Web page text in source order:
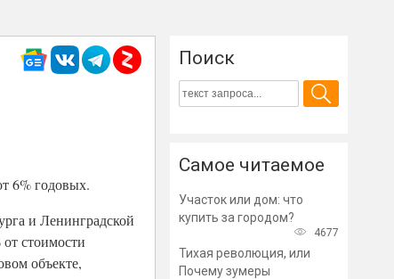
6% годовых.
и Ленинградской
стоимости
объекте,
Поиск
Самое читаемое
Участок или дом: что
купить за городом?
4677
Тихая революция, или
Почему зумеры